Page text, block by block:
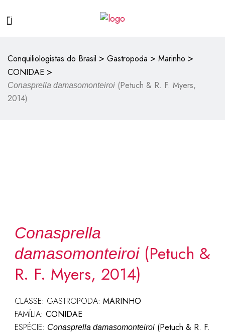
Conquiliologistas do Brasil > Gastropoda > Marinho >
CONIDAE >
Conasprella damasomonteiroi (Petuch & R. F. Myers,
2014)
Conasprella
damasomonteiroi(Petuch &
R. F. Myers, 2014)
CLASSE: GASTROPODA: MARINHO
FAMÍLIA: CONIDAE
ESPÉCIE: Conasprella damasomonteiroi(Petuch & R. F.